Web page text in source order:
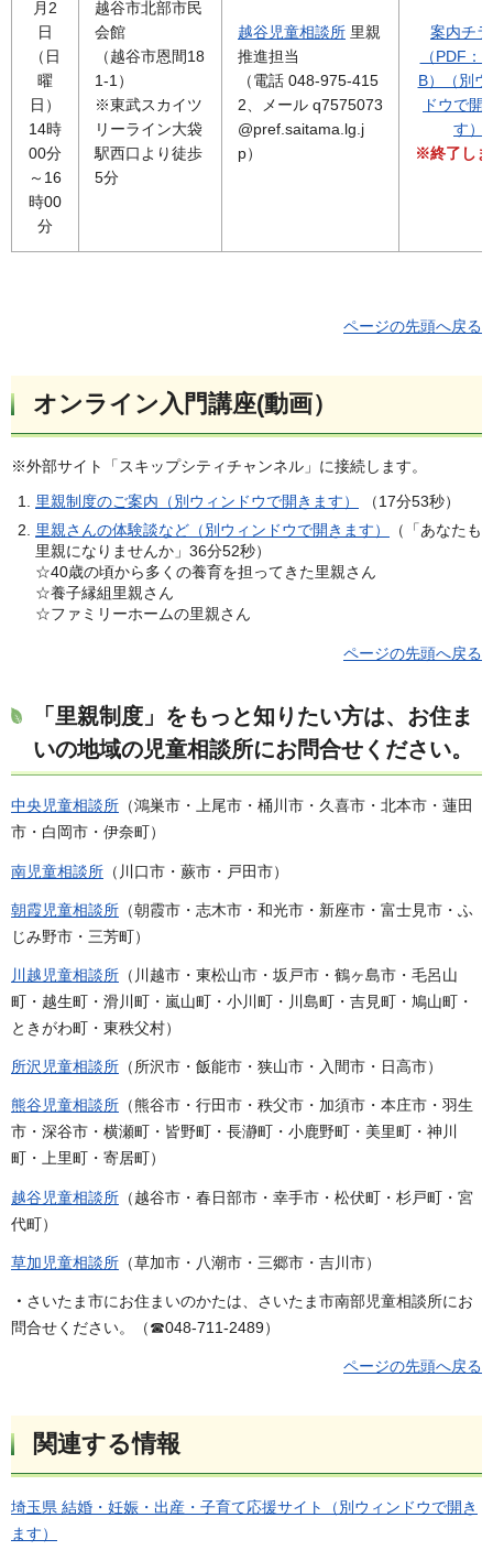
月2
日
（日
曜
日）
14時
00分
～16
時00
分
越谷市北部市民
会館
（越谷市恩間18
1-1）
※東武スカイツ
リーライン大袋
駅西口より徒歩
5分
越谷児童相談所 里親
推進担当
（電話 048-975-415
2、メール q7575073
@pref.saitama.lg.j
p）
案内チ
（PDF：
B）（別ウ
ドウで開
す）
※終了し
ページの先頭へ戻る
オンライン入門講座(動画）
※外部サイト「スキップシティチャンネル」に接続します。
里親制度のご案内（別ウィンドウで開きます）
（17分53秒）
里親さんの体験談など（別ウィンドウで開きます）
（「あなたも
里親になりませんか」36分52秒）
☆40歳の頃から多くの養育を担ってきた里親さん
☆養子縁組里親さん
☆ファミリーホームの里親さん
ページの先頭へ戻る
「里親制度」をもっと知りたい方は、お住ま
いの地域の児童相談所にお問合せください。
中央児童相談所 （鴻巣市・上尾市・桶川市・久喜市・北本市・蓮田
市・白岡市・伊奈町）
南児童相談所 （川口市・蕨市・戸田市）
朝霞児童相談所 （朝霞市・志木市・和光市・新座市・富士見市・ふ
じみ野市・三芳町）
川越児童相談所 （川越市・東松山市・坂戸市・鶴ヶ島市・毛呂山
町・越生町・滑川町・嵐山町・小川町・川島町・吉見町・鳩山町・
ときがわ町・東秩父村）
所沢児童相談所 （所沢市・飯能市・狭山市・入間市・日高市）
熊谷児童相談所 （熊谷市・行田市・秩父市・加須市・本庄市・羽生
市・深谷市・横瀬町・皆野町・長瀞町・小鹿野町・美里町・神川
町・上里町・寄居町）
越谷児童相談所 （越谷市・春日部市・幸手市・松伏町・杉戸町・宮
代町）
草加児童相談所 （草加市・八潮市・三郷市・吉川市）
・ さいたま市にお住まいのかたは、さいたま市南部児童相談所にお
問合せください。（☎048-711-2489）
ページの先頭へ戻る
関連する情報
埼玉県 結婚・妊娠・出産・子育て応援サイト（別ウィンドウで開き
ます）